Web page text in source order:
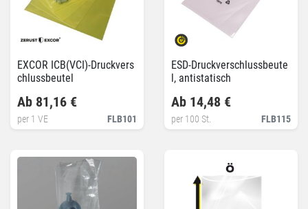
EXCOR ICB(VCI)-Druckvers
chlussbeutel
FLB101
Ab 81,16 €
per 1 VE
ESD-Druckverschlussbeute
l, antistatisch
FLB115
Ab 14,48 €
per 100 St.